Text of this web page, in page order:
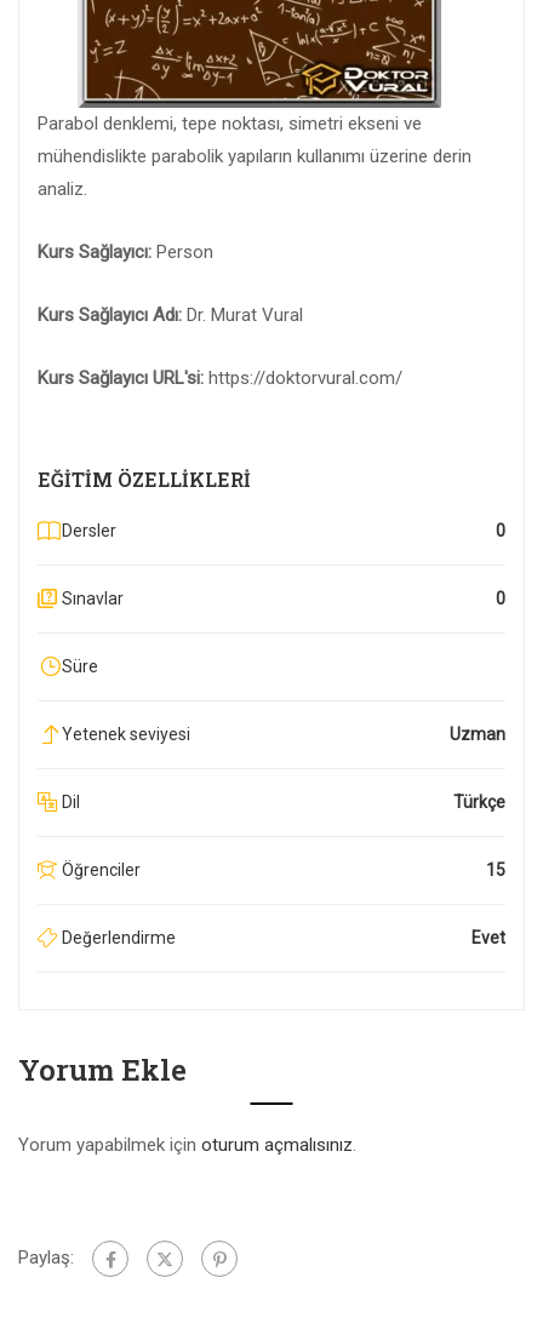
Parabol denklemi, tepe noktası, simetri ekseni ve
mühendislikte parabolik yapıların kullanımı üzerine derin
analiz.
Kurs Sağlayıcı: Person
Kurs Sağlayıcı Adı: Dr. Murat Vural
Kurs Sağlayıcı URL'si: https://doktorvural.com/
EĞITIM ÖZELLIKLERI
Dersler 0
Sınavlar 0
Süre
Yetenek seviyesi Uzman
Dil Türkçe
Öğrenciler 15
Değerlendirme Evet
Yorum Ekle
Yorum yapabilmek için oturum açmalısınız.
Paylaş: